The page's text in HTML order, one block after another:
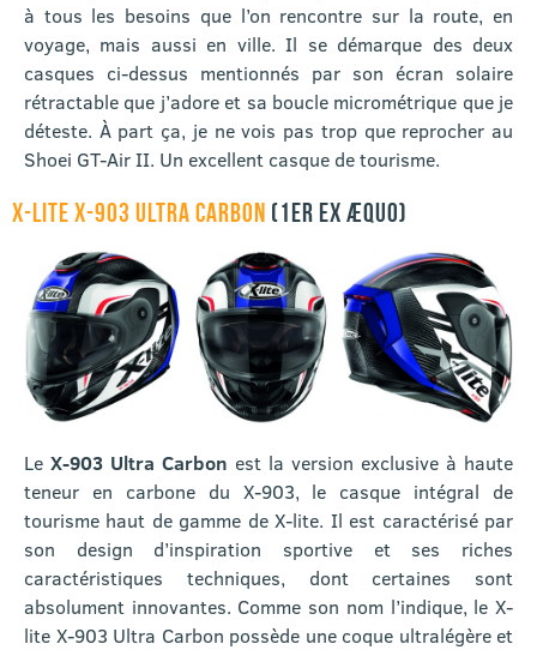
à tous les besoins que l’on rencontre sur la route, en
voyage, mais aussi en ville. Il se démarque des deux
casques ci-dessus mentionnés par son écran solaire
rétractable que j’adore et sa boucle micrométrique que je
déteste. À part ça, je ne vois pas trop que reprocher au
Shoei GT-Air II. Un excellent casque de tourisme.
X-LITE X-903 ULTRA CARBON (1ER EX ÆQUO)
Le X-903 Ultra Carbon est la version exclusive à haute
teneur en carbone du X-903, le casque intégral de
tourisme haut de gamme de X-lite. Il est caractérisé par
son design d’inspiration sportive et ses riches
caractéristiques techniques, dont certaines sont
absolument innovantes. Comme son nom l’indique, le X-
lite X-903 Ultra Carbon possède une coque ultralégère et